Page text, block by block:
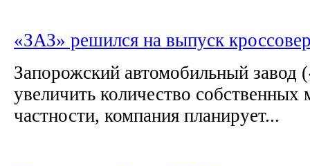
«ЗАЗ» решился на выпуск
Запорожский автомобильный завод
увеличить количество собственных
частности, компания планирует...